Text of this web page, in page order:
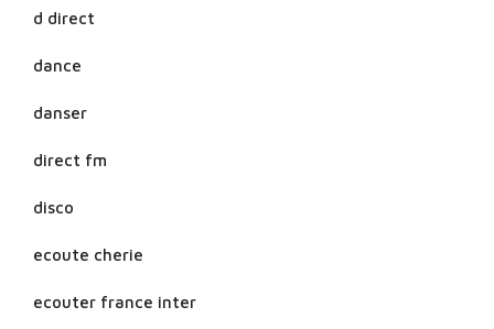
d direct
dance
danser
direct fm
disco
ecoute cherie
ecouter france inter